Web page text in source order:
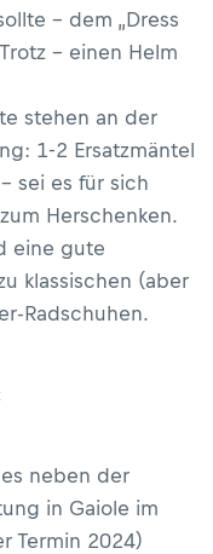
– dem „Dress
– einen Helm
stehen an der
1-2 Ersatzmäntel
sei es für sich
Herschenken.
eine gute
klassischen (aber
Radschuhen.
neben der
in Gaiole im
Termin 2024)